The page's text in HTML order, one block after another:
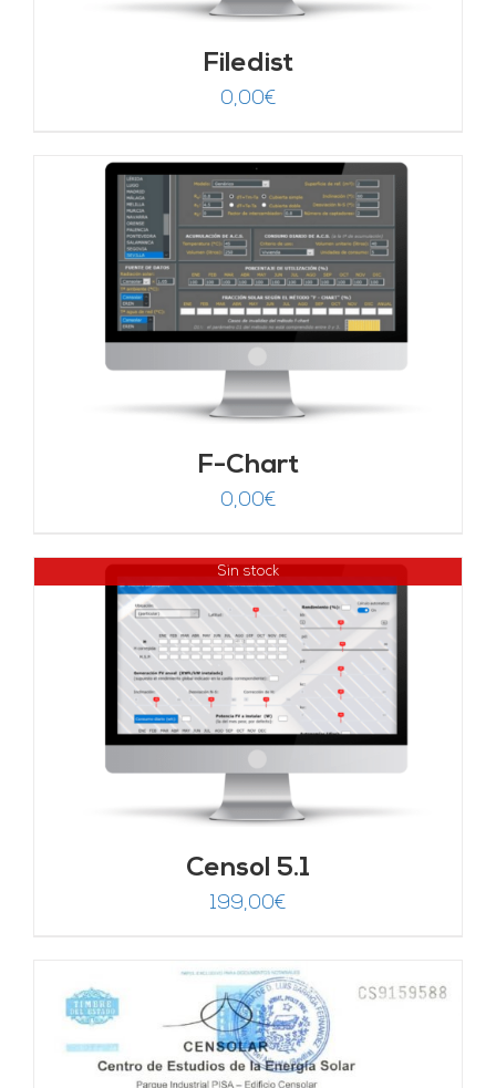
Filedist
0,00€
F-Chart
0,00€
Sin stock
Censol 5.1
199,00€